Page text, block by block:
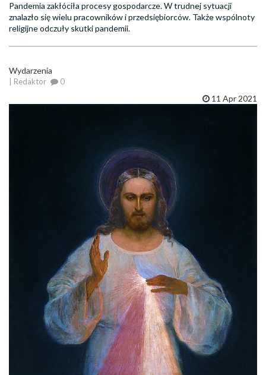
Pandemia zakłóciła procesy gospodarcze. W trudnej sytuacji
znalazło się wielu pracowników i przedsiębiorców. Także wspólnoty
religijne odczuły skutki pandemii.
Wydarzenia
| Redaktor 0
11 Apr 2021